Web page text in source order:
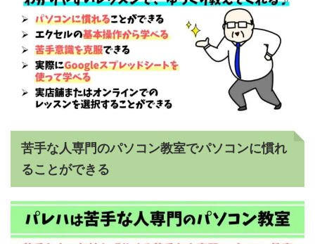
苦手な人専門のパソコン教室でパソコンに慣れ
ることができる